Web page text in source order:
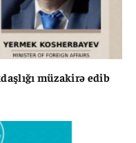
müzakirə edib